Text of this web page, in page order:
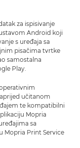
za ispisivanje
Android koji
s uređaja sa
pisačima tvrtke
samostalna
Play.
učitanom
te kompatibilni
Mopria
sa
Mopria Print Service